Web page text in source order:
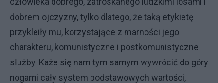
dobrem ojczyzny, tylko dlatego, że taką etykietę
przykleiły mu, korzystające z marności jego
charakteru, komunistyczne i postkomunistyczne
służby. Każe się nam tym samym wywrócić do góry
nogami cały system podstawowych wartości,